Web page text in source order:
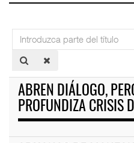
Introduzca
parte
del
ABREN DIÁLOGO,
PROFUNDIZA CRISIS